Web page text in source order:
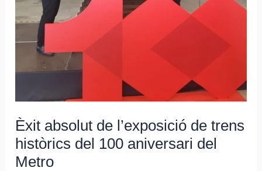
Èxit absolut de l’exposició de trens
històrics del 100 aniversari del
Metro